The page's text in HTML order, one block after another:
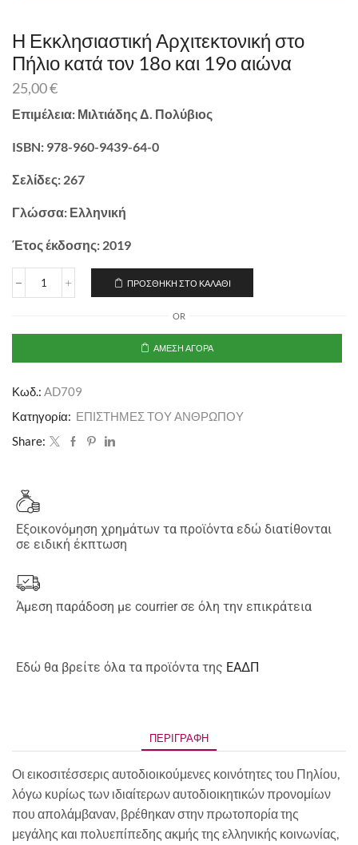
Η Εκκλησιαστική Αρχιτεκτονική στο
Πήλιο κατά τον 18ο και 19ο αιώνα
25,00€
Επιμέλεια: Μιλτιάδης Δ. Πολύβιος
ISBN: 978-960-9439-64-0
Σελίδες: 267
Γλώσσα: Ελληνική
Έτος έκδοσης: 2019
ΠΡΟΣΘΉΚΗ ΣΤΟ ΚΑΛΆΘΙ
OR
ΆΜΕΣΗ ΑΓΟΡΆ
Κωδ.: AD709
Κατηγορία: ΕΠΙΣΤΗΜΕΣ ΤΟΥ ΑΝΘΡΩΠΟΥ
Share:
Εξοικονόμηση χρημάτων τα προϊόντα εδώ διατίθονται
σε ειδική έκπτωση
Άμεση παράδοση με courrier σε όλη την επικράτεια
Εδώ θα βρείτε όλα τα προϊόντα της ΕΑΔΠ
ΠΕΡΙΓΡΑΦΉ
Οι εικοσιτέσσερις αυτοδιοικούμενες κοινότητες του Πηλίου,
λόγω κυρίως των ιδιαίτερων αυτοδιοικητικών προνομίων
που απολάμβαναν, βρέθηκαν στην πρωτοπορία της
μεγάλης και πολυεπίπεδης ακμής της ελληνικής κοινωνίας,